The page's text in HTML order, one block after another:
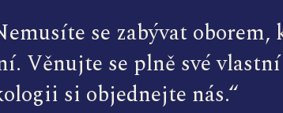
se zabývat
Věnujte se plně své
si objednejte nás.“